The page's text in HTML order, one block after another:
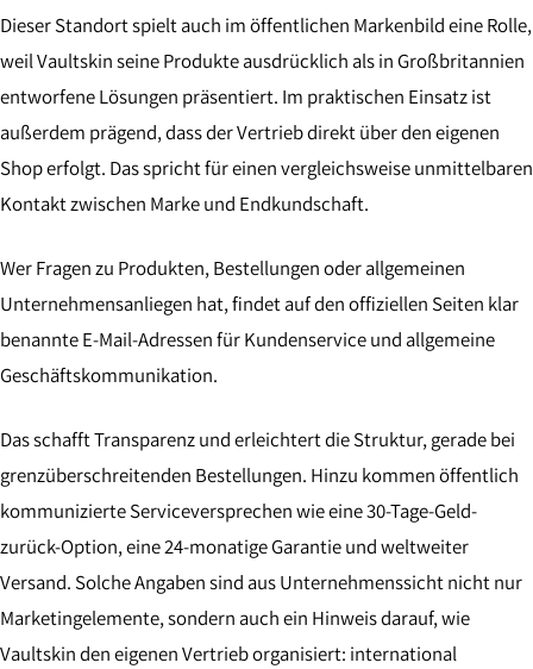
Dieser Standort spielt auch im öffentlichen Markenbild eine Rolle,
weil Vaultskin seine Produkte ausdrücklich als in Großbritannien
entworfene Lösungen präsentiert. Im praktischen Einsatz ist
außerdem prägend, dass der Vertrieb direkt über den eigenen
Shop erfolgt. Das spricht für einen vergleichsweise unmittelbaren
Kontakt zwischen Marke und Endkundschaft.
Wer Fragen zu Produkten, Bestellungen oder allgemeinen
Unternehmensanliegen hat, findet auf den offiziellen Seiten klar
benannte E-Mail-Adressen für Kundenservice und allgemeine
Geschäftskommunikation.
Das schafft Transparenz und erleichtert die Struktur, gerade bei
grenzüberschreitenden Bestellungen. Hinzu kommen öffentlich
kommunizierte Serviceversprechen wie eine 30-Tage-Geld-
zurück-Option, eine 24-monatige Garantie und weltweiter
Versand. Solche Angaben sind aus Unternehmenssicht nicht nur
Marketingelemente, sondern auch ein Hinweis darauf, wie
Vaultskin den eigenen Vertrieb organisiert: international